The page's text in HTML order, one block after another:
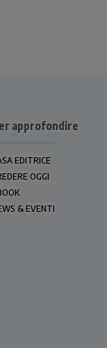
approfondire
EDITRICE
OGGI
& EVENTI